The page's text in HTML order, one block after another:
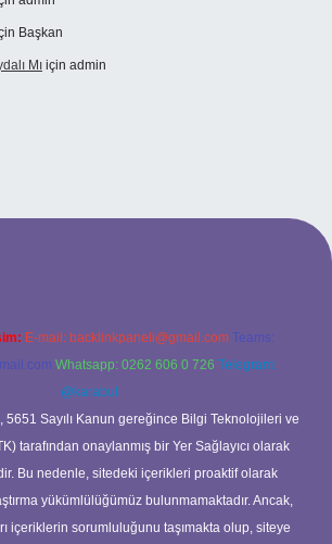
Başkan
Mı için admin
E-mail: backlinkpaneli@gmail.com Teams:
Whatsapp: 0262 606 0 726 Telegram:
@karabul
5651 Sayılı Kanun gereğince Bilgi Teknolojileri ve
tarafından onaylanmış bir Yer Sağlayıcı olarak
Bu nedenle, sitedeki içerikleri proaktif olarak
yükümlülüğümüz bulunmamaktadır. Ancak,
içeriklerin sorumluluğunu taşımakta olup, siteye